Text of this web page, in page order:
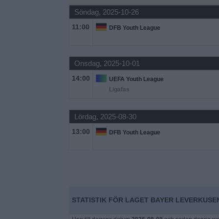
Söndag, 2025-10-26
11:00 DFB Youth League
Onsdag, 2025-10-01
14:00
UEFA Youth League
Ligafas
Lördag, 2025-08-30
13:00 DFB Youth League
STATISTIK FÖR LAGET BAYER